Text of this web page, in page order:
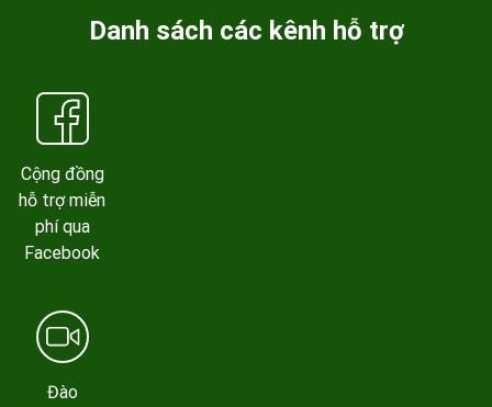
Danh sách các kênh hỗ trợ
Cộng đồng
hỗ trợ miễn
phí qua
Facebook
Đào